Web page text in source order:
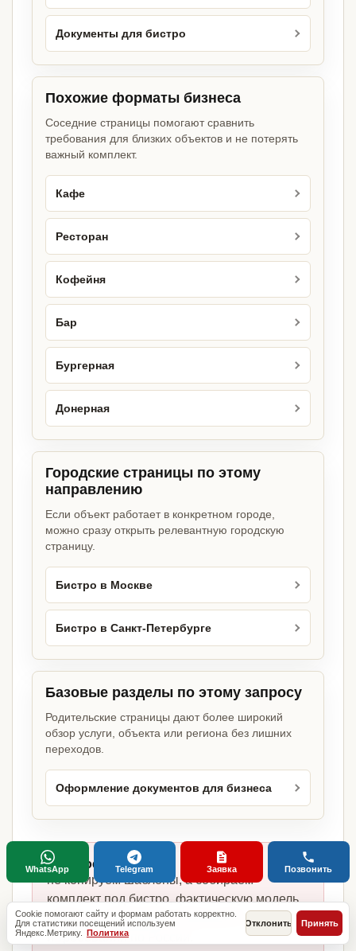
Документы для бистро
Похожие форматы бизнеса
Соседние страницы помогают сравнить
требования для близких объектов и не потерять
важный комплект.
Кафе
Ресторан
Кофейня
Бар
Бургерная
Донерная
Городские страницы по этому
направлению
Если объект работает в конкретном городе,
можно сразу открыть релевантную городскую
страницу.
Бистро в Москве
Бистро в Санкт-Петербурге
Базовые разделы по этому запросу
Родительские страницы дают более широкий
обзор услуги, объекта или региона без лишних
переходов.
Оформление документов для бизнеса
Главное отличие:
не копируем шаблоны, а собираем
комплект под бистро, фактическую модель
работы, сотрудников, помещение
и требования по России.
Cookie помогают сайту и формам работать корректно.
Для статистики посещений используем
Яндекс.Метрику. Политика
Отклонить Принять
WhatsApp Telegram Заявка Позвонить